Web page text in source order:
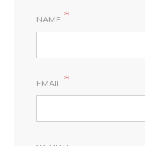
NAME *
EMAIL *